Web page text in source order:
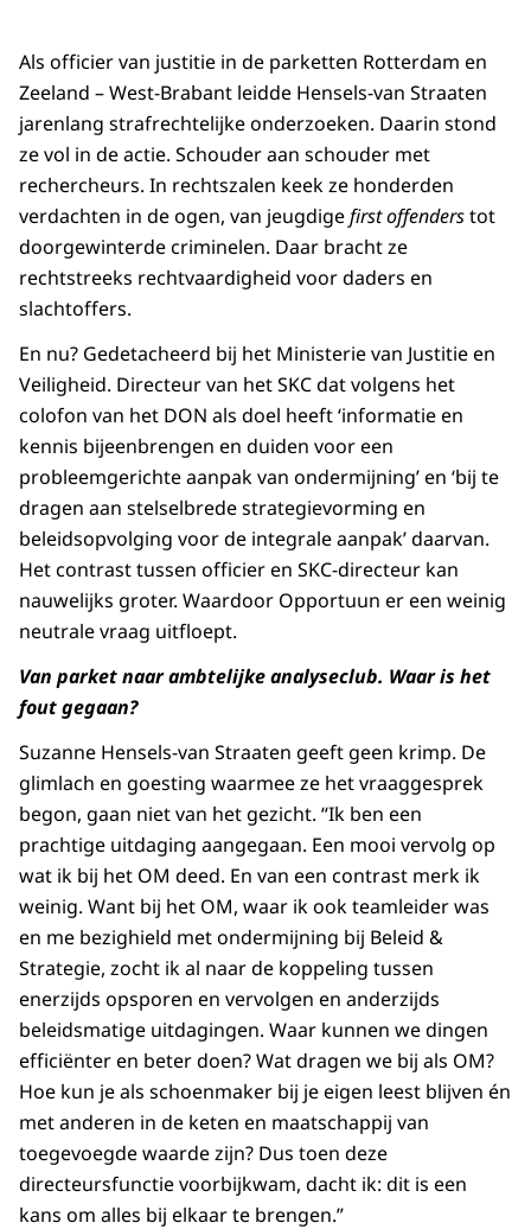
Als officier van justitie in de parketten Rotterdam en
Zeeland – West-Brabant leidde Hensels-van Straaten
jarenlang strafrechtelijke onderzoeken. Daarin stond
ze vol in de actie. Schouder aan schouder met
rechercheurs. In rechtszalen keek ze honderden
verdachten in de ogen, van jeugdigefirst offenderstot
doorgewinterde criminelen. Daar bracht ze
rechtstreeks rechtvaardigheid voor daders en
slachtoffers.
En nu? Gedetacheerd bij het Ministerie van Justitie en
Veiligheid. Directeur van het SKC dat volgens het
colofon van het DON als doel heeft ‘informatie en
kennis bijeenbrengen en duiden voor een
probleemgerichte aanpak van ondermijning’ en ‘bij te
dragen aan stelselbrede strategievorming en
beleidsopvolging voor de integrale aanpak’ daarvan.
Het contrast tussen officier en SKC-directeur kan
nauwelijks groter. Waardoor Opportuun er een weinig
neutrale vraag uitfloept.
Van parket naar ambtelijke analyseclub. Waar is het
fout gegaan?
Suzanne Hensels-van Straaten geeft geen krimp. De
glimlach en goesting waarmee ze het vraaggesprek
begon, gaan niet van het gezicht. “Ik ben een
prachtige uitdaging aangegaan. Een mooi vervolg op
wat ik bij het OM deed. En van een contrast merk ik
weinig. Want bij het OM, waar ik ook teamleider was
en me bezighield met ondermijning bij Beleid &
Strategie, zocht ik al naar de koppeling tussen
enerzijds opsporen en vervolgen en anderzijds
beleidsmatige uitdagingen. Waar kunnen we dingen
efficiënter en beter doen? Wat dragen we bij als OM?
Hoe kun je als schoenmaker bij je eigen leest blijven én
met anderen in de keten en maatschappij van
toegevoegde waarde zijn? Dus toen deze
directeursfunctie voorbijkwam, dacht ik: dit is een
kans om alles bij elkaar te brengen.”